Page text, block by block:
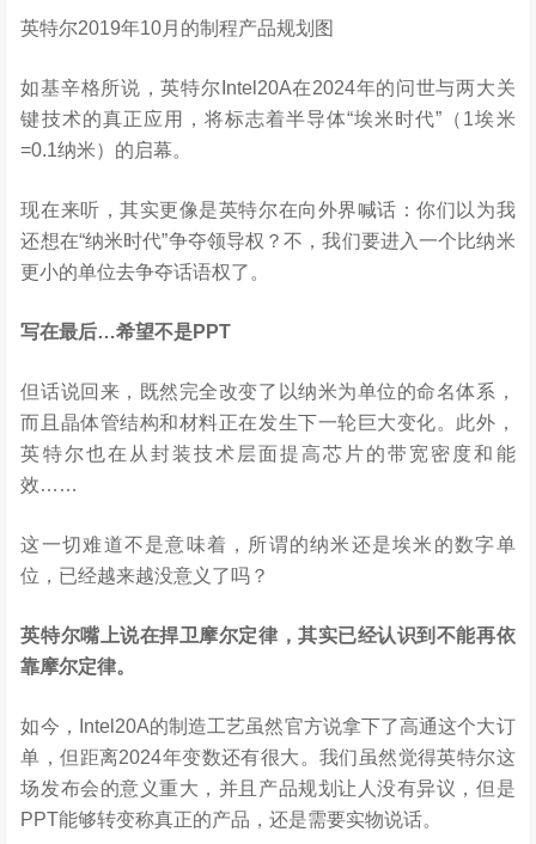
英特尔2019年10月的制程产品规划图
如基辛格所说，英特尔Intel20A在2024年的问世与两大关
键技术的真正应用，将标志着半导体“埃米时代”（1埃米
=0.1纳米）的启幕。
现在来听，其实更像是英特尔在向外界喊话：你们以为我
还想在“纳米时代”争夺领导权？不，我们要进入一个比纳米
更小的单位去争夺话语权了。
写在最后…希望不是PPT
但话说回来，既然完全改变了以纳米为单位的命名体系，
而且晶体管结构和材料正在发生下一轮巨大变化。此外，
英特尔也在从封装技术层面提高芯片的带宽密度和能
效……
这一切难道不是意味着，所谓的纳米还是埃米的数字单
位，已经越来越没意义了吗？
英特尔嘴上说在捍卫摩尔定律，其实已经认识到不能再依
靠摩尔定律。
如今，Intel20A的制造工艺虽然官方说拿下了高通这个大订
单，但距离2024年变数还有很大。我们虽然觉得英特尔这
场发布会的意义重大，并且产品规划让人没有异议，但是
PPT能够转变称真正的产品，还是需要实物说话。